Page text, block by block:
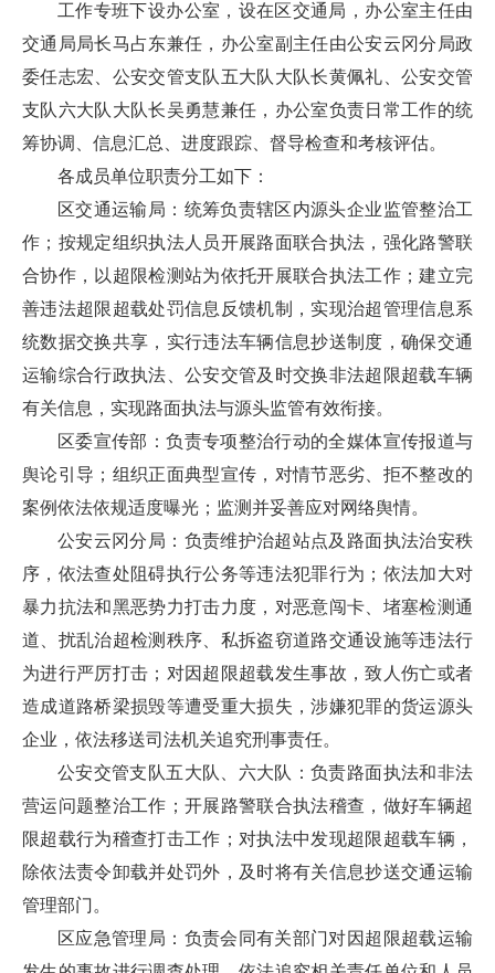
工作专班下设办公室，设在区交通局，办公室主任由
交通局局长马占东兼任，办公室副主任由公安云冈分局政
委任志宏、公安交管支队五大队大队长黄佩礼、公安交管
支队六大队大队长吴勇慧兼任，办公室负责日常工作的统
筹协调、信息汇总、进度跟踪、督导检查和考核评估。
各成员单位职责分工如下：
区交通运输局：统筹负责辖区内源头企业监管整治工
作；按规定组织执法人员开展路面联合执法，强化路警联
合协作，以超限检测站为依托开展联合执法工作；建立完
善违法超限超载处罚信息反馈机制，实现治超管理信息系
统数据交换共享，实行违法车辆信息抄送制度，确保交通
运输综合行政执法、公安交管及时交换非法超限超载车辆
有关信息，实现路面执法与源头监管有效衔接。
区委宣传部：负责专项整治行动的全媒体宣传报道与
舆论引导；组织正面典型宣传，对情节恶劣、拒不整改的
案例依法依规适度曝光；监测并妥善应对网络舆情。
公安云冈分局：负责维护治超站点及路面执法治安秩
序，依法查处阻碍执行公务等违法犯罪行为；依法加大对
暴力抗法和黑恶势力打击力度，对恶意闯卡、堵塞检测通
道、扰乱治超检测秩序、私拆盗窃道路交通设施等违法行
为进行严厉打击；对因超限超载发生事故，致人伤亡或者
造成道路桥梁损毁等遭受重大损失，涉嫌犯罪的货运源头
企业，依法移送司法机关追究刑事责任。
公安交管支队五大队、六大队：负责路面执法和非法
营运问题整治工作；开展路警联合执法稽查，做好车辆超
限超载行为稽查打击工作；对执法中发现超限超载车辆，
除依法责令卸载并处罚外，及时将有关信息抄送交通运输
管理部门。
区应急管理局：负责会同有关部门对因超限超载运输